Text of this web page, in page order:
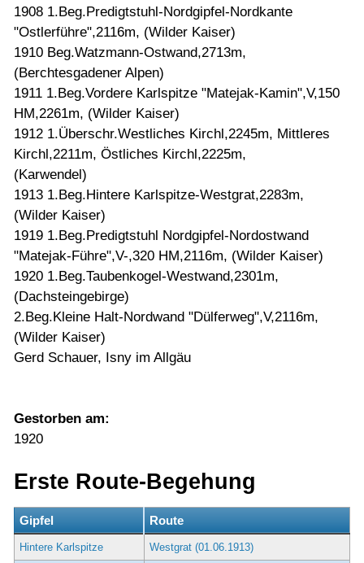
1908 1.Beg.Predigtstuhl-Nordgipfel-Nordkante
"Ostlerführe",2116m, (Wilder Kaiser)
1910 Beg.Watzmann-Ostwand,2713m,
(Berchtesgadener Alpen)
1911 1.Beg.Vordere Karlspitze "Matejak-Kamin",V,150
HM,2261m, (Wilder Kaiser)
1912 1.Überschr.Westliches Kirchl,2245m, Mittleres
Kirchl,2211m, Östliches Kirchl,2225m,
(Karwendel)
1913 1.Beg.Hintere Karlspitze-Westgrat,2283m,
(Wilder Kaiser)
1919 1.Beg.Predigtstuhl Nordgipfel-Nordostwand
"Matejak-Führe",V-,320 HM,2116m, (Wilder Kaiser)
1920 1.Beg.Taubenkogel-Westwand,2301m,
(Dachsteingebirge)
2.Beg.Kleine Halt-Nordwand "Dülferweg",V,2116m,
(Wilder Kaiser)
Gerd Schauer, Isny im Allgäu
Gestorben am:
1920
Erste Route-Begehung
Gipfel Route
Hintere Karlspitze Westgrat (01.06.1913)